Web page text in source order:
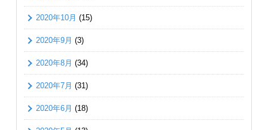
2020年10月 (15)
2020年9月 (3)
2020年8月 (34)
2020年7月 (31)
2020年6月 (18)